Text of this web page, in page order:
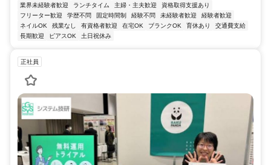
業界未経験者歓迎 ランチタイム 主婦・主夫歓迎
資格取得支援あり
フリーター歓迎
学歴不問 固定時間制 経験不問 未経験者歓迎
経験者歓迎
ネイルOK
残業なし 有資格者歓迎 在宅OK ブランクOK 育休あり
交通費支給
長期歓迎
ピアスOK 土日祝休み
正社員